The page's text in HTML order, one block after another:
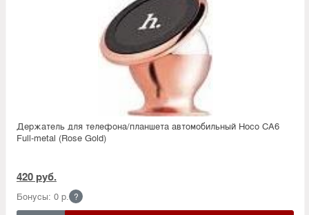
Держатель для телефона/планшета автомобильный Hoco CA6
Full-metal (Rose Gold)
420 руб.
Бонусы: 0 р. ?